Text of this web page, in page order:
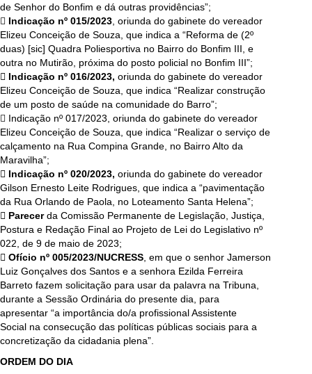
de Senhor do Bonfim e dá outras providências”;
 Indicação nº 015/2023 , oriunda do gabinete do vereador
Elizeu Conceição de Souza, que indica a “Reforma de (2º
duas) [sic] Quadra Poliesportiva no Bairro do Bonfim III, e
outra no Mutirão, próxima do posto policial no Bonfim III”;
 Indicação nº 016/2023, oriunda do gabinete do vereador
Elizeu Conceição de Souza, que indica “Realizar construção
de um posto de saúde na comunidade do Barro”;
 Indicação nº 017/2023, oriunda do gabinete do vereador
Elizeu Conceição de Souza, que indica “Realizar o serviço de
calçamento na Rua Compina Grande, no Bairro Alto da
Maravilha”;
 Indicação nº 020/2023, oriunda do gabinete do vereador
Gilson Ernesto Leite Rodrigues, que indica a “pavimentação
da Rua Orlando de Paola, no Loteamento Santa Helena”;
 Parecerda Comissão Permanente de Legislação, Justiça,
Postura e Redação Final ao Projeto de Lei do Legislativo nº
022, de 9 de maio de 2023;
 Ofício nº 005/2023/NUCRESS , em que o senhor Jamerson
Luiz Gonçalves dos Santos e a senhora Ezilda Ferreira
Barreto fazem solicitação para usar da palavra na Tribuna,
durante a Sessão Ordinária do presente dia, para
apresentar “a importância do/a profissional Assistente
Social na consecução das políticas públicas sociais para a
concretização da cidadania plena”.
ORDEM DO DIA